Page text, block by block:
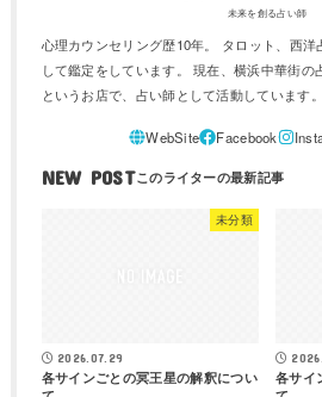
未来を創る占い師
心理カウンセリング歴10年。 タロット、西
して鑑定をしています。 現在、横浜中華街の
というお店で、占い師として活動しています。
NEW POST
未分類
2026.07.29
各サインごとの冥王星の解釈につい
各サイ